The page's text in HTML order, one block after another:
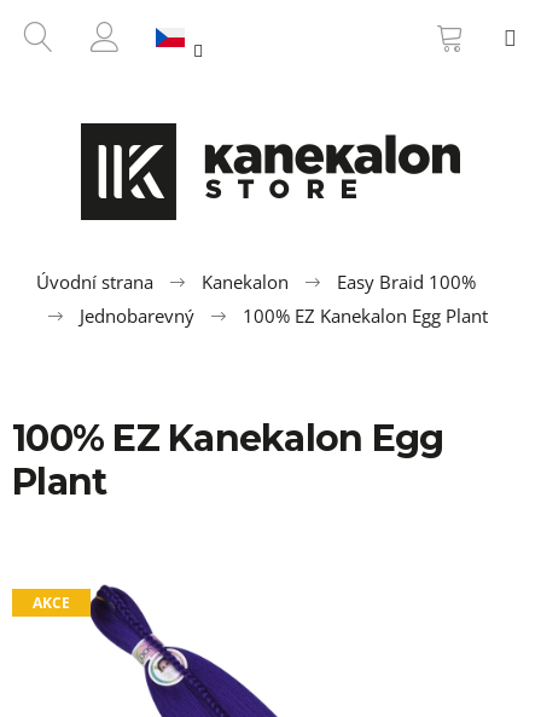
HLEDAT
PŘIHLÁŠENÍ
KOŠÍK
Úvodní strana Kanekalon
Easy Braid 100%
Jednobarevný
100% EZ Kanekalon Egg Plant
100% EZ Kanekalon Egg
Plant
AKCE
ZPĚT
ZPĚT
e
t